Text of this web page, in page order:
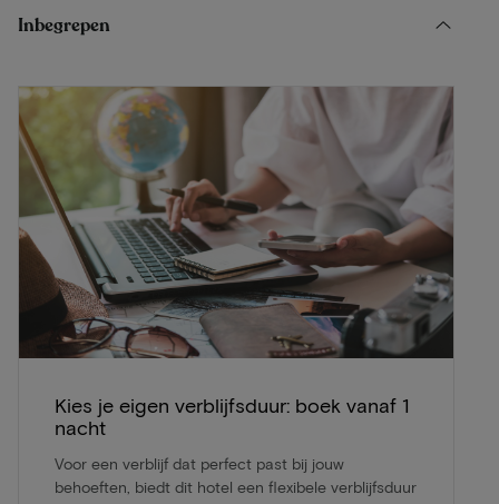
Inbegrepen
Kies je eigen verblijfsduur: boek vanaf 1
nacht
Voor een verblijf dat perfect past bij jouw
behoeften, biedt dit hotel een flexibele verblijfsduur